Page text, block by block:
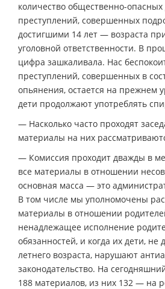
количество общественно-опасных
преступлений, совершенных
достигшими 14 лет — возраста
уголовной ответственности. В
цифра зашкаливала. Нас
преступлений, совершенных в
опьянения, остается на прежнем
дети продолжают употреблять
— Насколько часто проходят
материалы на них
— Комиссия проходит дважды в
все материалы в отношении
основная масса — это
В том числе мы уполномочены
материалы в отношении
ненадлежащее исполнение
обязанностей, и когда их дети, не
летнего возраста, нарушают
законодательство. На
188 материалов, из них 132 — на